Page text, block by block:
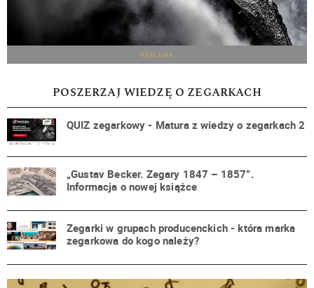
REKLAMA
POSZERZAJ WIEDZĘ O ZEGARKACH
QUIZ zegarkowy - Matura z wiedzy o zegarkach 2
„Gustav Becker. Zegary 1847 – 1857”.
Informacja o nowej książce
Zegarki w grupach producenckich - która marka
zegarkowa do kogo należy?